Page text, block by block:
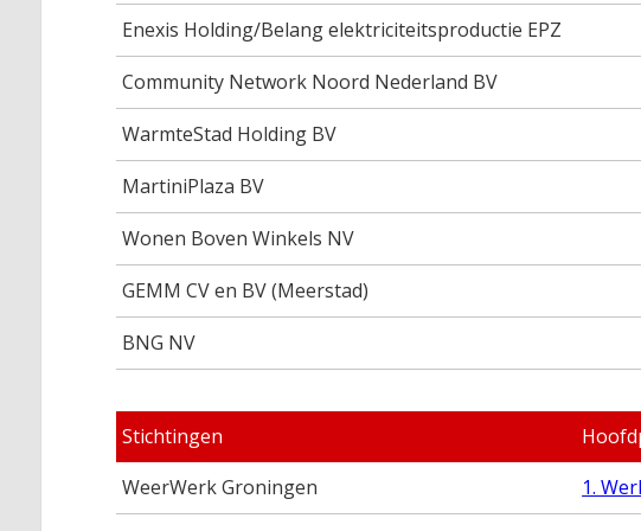
Enexis Holding/Belang elektriciteitsproductie EPZ
Community Network Noord Nederland BV
WarmteStad Holding BV
MartiniPlaza BV
Wonen Boven Winkels NV
GEMM CV en BV (Meerstad)
BNG NV
Stichtingen
WeerWerk Groningen
1.